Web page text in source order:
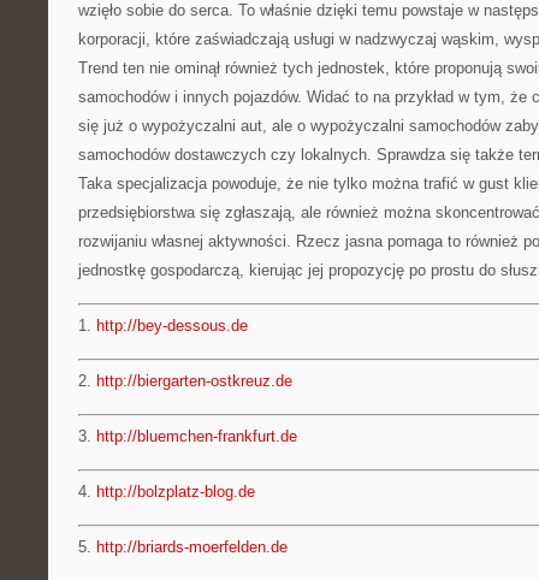
wzięło sobie do serca. To właśnie dzięki temu powstaje w
korporacji, które zaświadczają usługi w nadzwyczaj wąskim,
Trend ten nie ominął również tych jednostek, które proponują
samochodów i innych pojazdów. Widać to na przykład w tym, że
się już o wypożyczalni aut, ale o wypożyczalni samochodów
samochodów dostawczych czy lokalnych. Sprawdza się także
Taka specjalizacja powoduje, że nie tylko można trafić w gust
przedsiębiorstwa się zgłaszają, ale również można
rozwijaniu własnej aktywności. Rzecz jasna pomaga to również
jednostkę gospodarczą, kierując jej propozycję po prostu do
1. http://bey-dessous.de
2. http://biergarten-ostkreuz.de
3. http://bluemchen-frankfurt.de
4. http://bolzplatz-blog.de
5. http://briards-moerfelden.de